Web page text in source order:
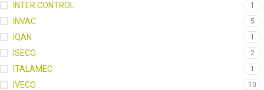
INTER CONTROL 1
INVAC 5
IQAN 1
ISECO 2
ITALAMEC 1
IVECO 10